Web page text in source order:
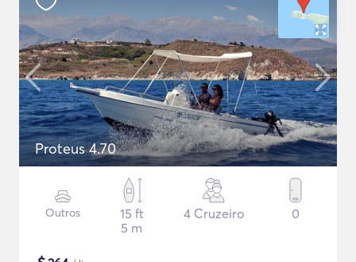
Proteus 4.70
Outros
15 ft
5 m
4 Cruzeiro 0